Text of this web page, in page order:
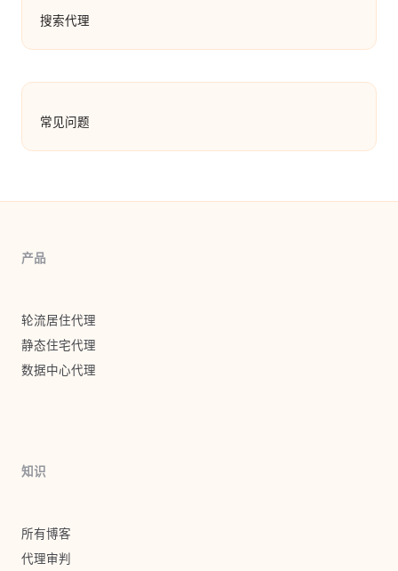
搜索代理
常见问题
产品
轮流居住代理
静态住宅代理
数据中心代理
知识
所有博客
代理审判